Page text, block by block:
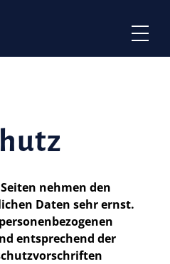
nehmen den
Daten sehr ernst.
entsprechend der